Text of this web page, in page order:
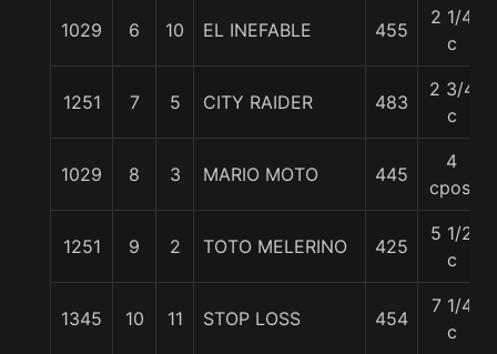
1029 6 10 EL INEFABLE 455
2 1/4
c
1251 7 5 CITY RAIDER 483
2 3/4
c
1029 8 3 MARIO MOTO 445
4
cpos.
1251 9 2 TOTO MELERINO 425
5 1/2
c
1345 10 11 STOP LOSS 454
7 1/4
c